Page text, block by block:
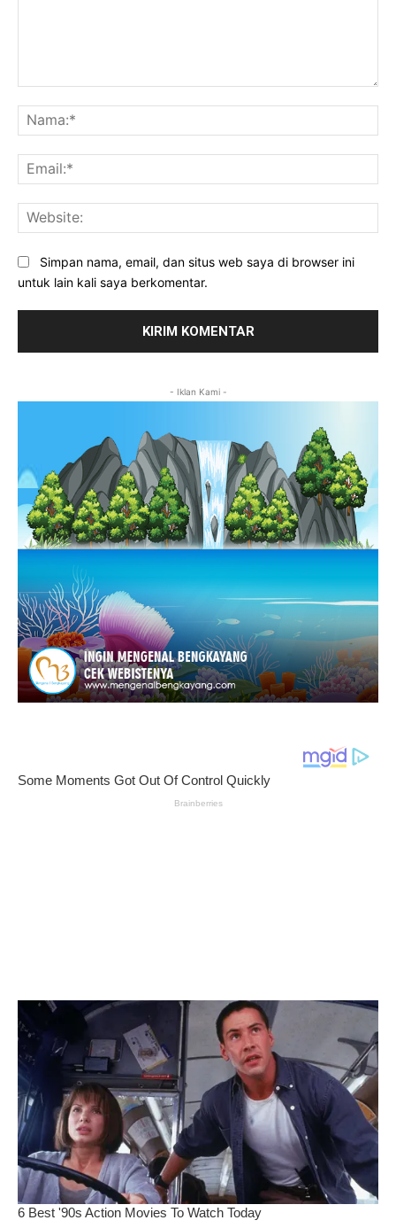
Simpan nama, email, dan situs web saya di browser ini
untuk lain kali saya berkomentar.
- Iklan Kami -